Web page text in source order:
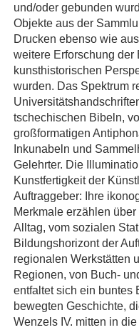
und/oder gebunden
Objekte aus der
Drucken ebenso wie
weitere Erforschung
kunsthistorischen
wurden. Das Spektrum
tschechischen Bibeln,
großformatigen
Inkunabeln und
Gelehrter. Die
Kunstfertigkeit der
Auftraggeber: Ihre
Merkmale erzählen
Alltag, vom sozialen
Bildungshorizont der
regionalen Werkstätten
Regionen, von Buch-
entfaltet sich ein buntes
bewegten Geschichte,
Wenzels IV. mitten in